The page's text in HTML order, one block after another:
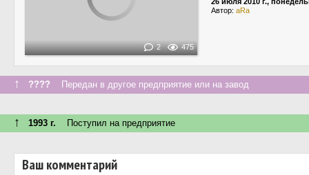
2 475
Автор: aRa
↑ ???? Передан в другое предприятие или на завод
↑ 1993 г. Поступил на предприятие
Ваш комментарий